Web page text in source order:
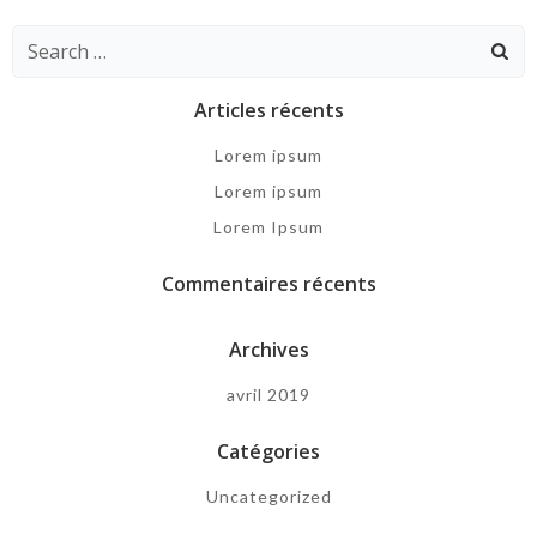
Search
Articles récents
Lorem ipsum
Lorem ipsum
Lorem Ipsum
Commentaires récents
Archives
avril 2019
Catégories
Uncategorized